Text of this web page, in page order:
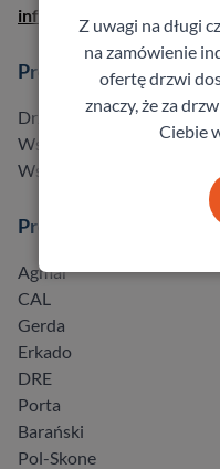
info@dobredrzwi.pl
Produkty
Drzwi w promocji do -40%
Wszystkie produkty
Wszyscy producenci
Producenci
Agmar
CAL
Gerda
Erkado
DRE
Porta
Barański
Pol-Skone
Z uwagi na długi
na zamówienie
ofertę drzwi
znaczy, że za
Ciebie